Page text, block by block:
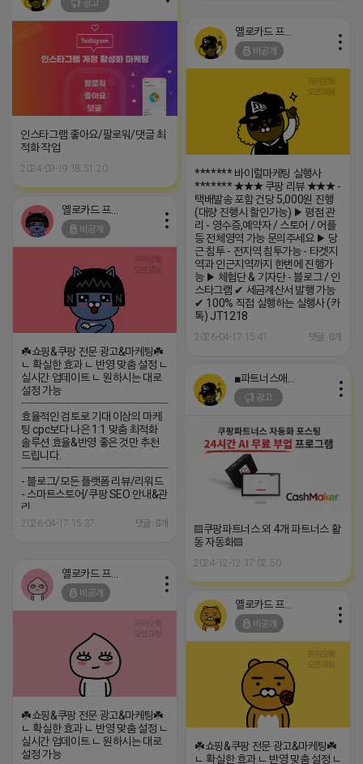
광고
인스타그램 좋아요/팔로워/댓글 최
적화 작업
2024-09-19 18:51:20
옐로카드 프로도
비공개
******* 바이럴마케팅 실행사
******* ★★★ 쿠팡 리뷰 ★★★ -
택배발송 포함 건당 5,000원 진행
(대량 진행시 할인가능) ▶ 평점 관
리 - 영수증,예약자 / 스토어 / 어플
등 전체영역 가능 문의주세요 ▶ 당
근 침투 - 전지역 침투가능 - 타겟지
역과 인근지역까지 한번에 진행가
능 ▶ 체험단 & 기자단 - 블로그 / 인
스타그램 ✔ 세금계산서 발행 가능
✔ 100% 직접 실행하는 실행사 (카
톡) JT1218
2026-04-17 15:41 댓글: 0개
옐로카드 프로도
비공개
☘️쇼핑&쿠팡 전문 광고&마케팅☘️
ㄴ 확실한 효과 ㄴ 반영 맞춤 설정 ㄴ
실시간 업데이트 ㄴ 원하시는 대로
설정 가능
─────────────────
효율적인 검토로 기대 이상의 마케
팅 cpc보다 나은 1:1 맞춤 최적화
솔루션 효율&반영 좋은 것만 추천
드립니다.
─────────────────
- 블로그/모든 플랫폼 리뷰/리워드
- 스마트스토어/쿠팡 SEO 안내&관
리
─────────────────
2026-04-17 15:37 댓글: 0개
광고
▤쿠팡파트너스 외 4개 파트너스 활
동 자동화▤
2024-12-12 17:02:50
옐로카드 프로도
비공개
☘️쇼핑&쿠팡 전문 광고&마케팅☘️
ㄴ 확실한 효과 ㄴ 반영 맞춤 설정 ㄴ
실시간 업데이트 ㄴ 원하시는 대로
설정 가능
옐로카드 프로도
비공개
☘️쇼핑&쿠팡 전문 광고&마케팅☘️
ㄴ 확실한 효과 ㄴ 반영 맞춤 설정 ㄴ